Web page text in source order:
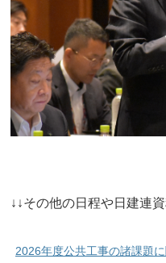
↓↓その他の日程や日建連
2026年度公共工事の諸課題